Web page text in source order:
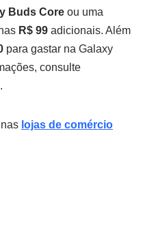
Buds Core ou uma
R$ 99 adicionais. Além
para gastar na Galaxy
consulte
lojas de comércio